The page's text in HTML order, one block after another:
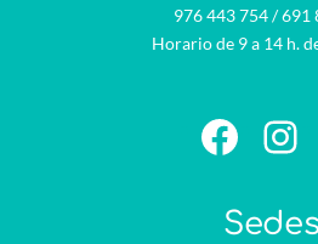
976 443 754/691
Horario de 9 a 14 h.
Sedes